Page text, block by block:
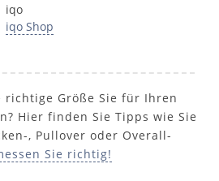
iqo
iqo Shop
richtige Größe Sie für Ihren
Hier finden Sie Tipps wie Sie
, Pullover oder Overall-
Sie richtig!